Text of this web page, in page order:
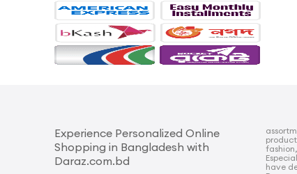
Experience Personalized Online
Shopping in Bangladesh with
Daraz.com.bd
have